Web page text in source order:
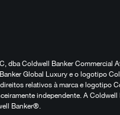
dba Coldwell Banker
Global Luxury e o logotipo
relativos à marca e logotipo
independente. A
Banker®.